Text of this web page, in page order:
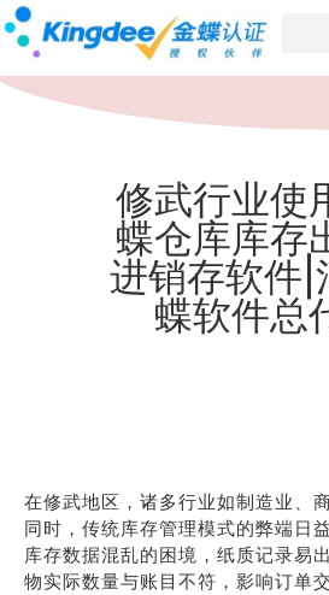
修武行业使
蝶仓库库存
进销存软件|
蝶软件总
在修武地区，诸多行业如制造业、
同时，传统库存管理模式的弊端日
库存数据混乱的困境，纸质记录易
物实际数量与账目不符，影响订单